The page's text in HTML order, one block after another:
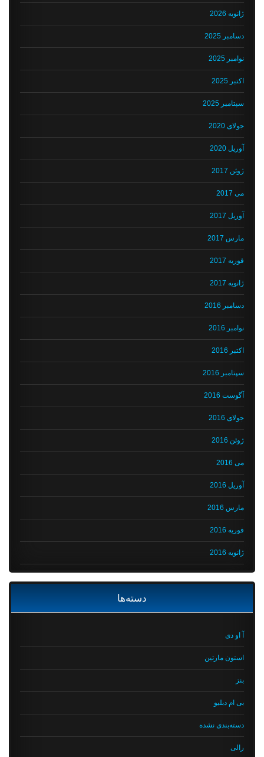
ژانویه 2026
دسامبر 2025
نوامبر 2025
اکتبر 2025
سپتامبر 2025
جولای 2020
آوریل 2020
ژوئن 2017
می 2017
آوریل 2017
مارس 2017
فوریه 2017
ژانویه 2017
دسامبر 2016
نوامبر 2016
اکتبر 2016
سپتامبر 2016
آگوست 2016
جولای 2016
ژوئن 2016
می 2016
آوریل 2016
مارس 2016
فوریه 2016
ژانویه 2016
دسته‌ها
آ او دی
استون مارتین
بی ام دبلیو
دسته‌بندی نشده
رالی